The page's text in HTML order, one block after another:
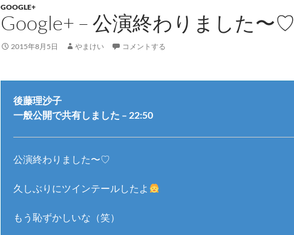
GOOGLE+
Google+ – 公演終わりました〜♡
2015年8月5日 やまけい コメントする
後藤理沙子
一般公開で共有しました – 22:50
公演終わりました〜♡
久しぶりにツインテールしたよ
もう恥ずかしいな（笑）